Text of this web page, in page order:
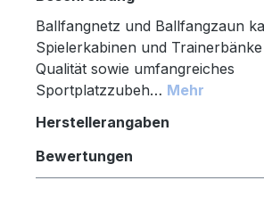
Ballfangnetz und Ballfangzaun
Spielerkabinen und
Qualität sowie umfangreiches
Sportplatzzubeh… Mehr
Herstellerangaben
Bewertungen